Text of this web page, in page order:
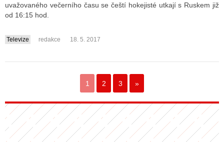
uvažovaného večerního času se čeští hokejisté utkají s Ruskem již
od 16:15 hod.
....
Televize redakce 18. 5. 2017
1 2 3 »